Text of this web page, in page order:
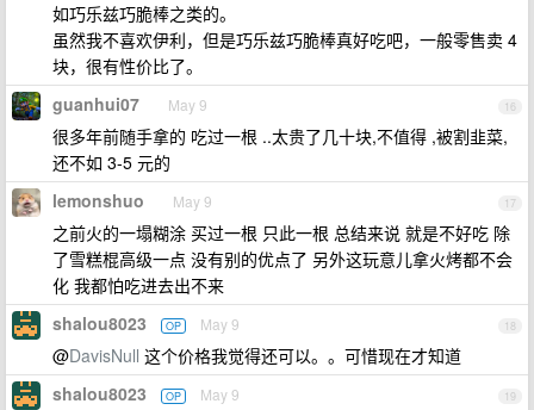
如巧乐兹巧脆棒之类的。
虽然我不喜欢伊利，但是巧乐兹巧脆棒真好吃吧，一般零售卖 4
块，很有性价比了。
16
guanhui07 May 9
很多年前随手拿的 吃过一根 ..太贵了几十块,不值得 ,被割韭菜,
还不如 3-5 元的
17
lemonshuo May 9
之前火的一塌糊涂 买过一根 只此一根 总结来说 就是不好吃 除
了雪糕棍高级一点 没有别的优点了 另外这玩意儿拿火烤都不会
化 我都怕吃进去出不来
18
shalou8023 OP May 9
@DavisNull 这个价格我觉得还可以。。可惜现在才知道
19
shalou8023 OP May 9